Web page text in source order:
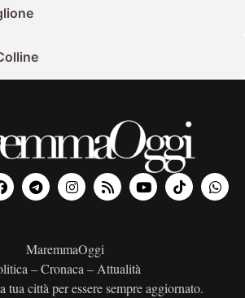
MaremmaOggi
– Cronaca – Attualità
tua città per essere sempre aggiornato.